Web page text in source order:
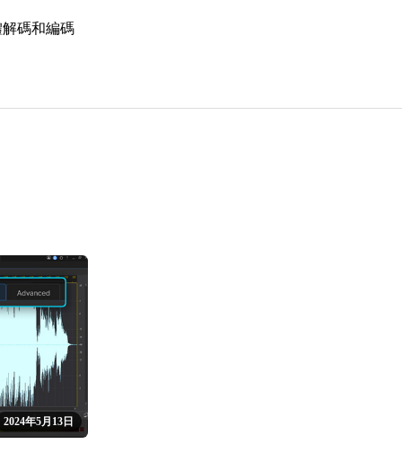
碼和編碼
2024年5月13日